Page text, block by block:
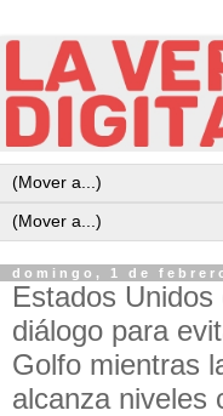
domingo, 1 de
Estados
diálogo para
Golfo mientras
alcanza niveles